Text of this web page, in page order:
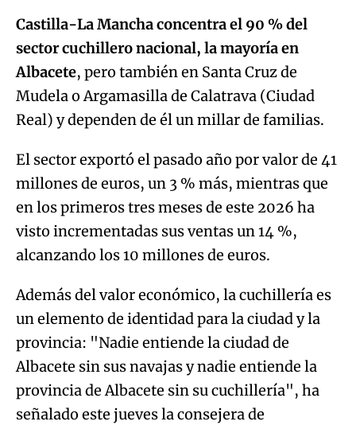
Castilla-La Mancha concentra el 90 % del
sector cuchillero nacional, la mayoría en
Albacete, pero también en Santa Cruz de
Mudela o Argamasilla de Calatrava (Ciudad
Real) y dependen de él un millar de familias.
El sector exportó el pasado año por valor de 41
millones de euros, un 3 % más, mientras que
en los primeros tres meses de este 2026 ha
visto incrementadas sus ventas un 14 %,
alcanzando los 10 millones de euros.
Además del valor económico, la cuchillería es
un elemento de identidad para la ciudad y la
provincia: "Nadie entiende la ciudad de
Albacete sin sus navajas y nadie entiende la
provincia de Albacete sin su cuchillería", ha
señalado este jueves la consejera de